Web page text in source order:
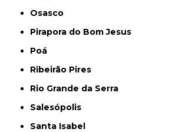
Osasco
Pirapora do Bom Jesus
Poá
Ribeirão Pires
Rio Grande da Serra
Salesópolis
Santa Isabel